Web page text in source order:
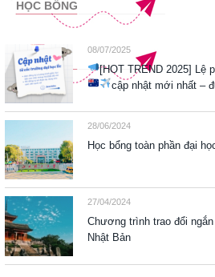
HỌC BỔNG
08/07/2025
[HOT TREND 2025] Lệ
cập nhật mới nhất –
28/06/2024
Học bổng toàn phần đại
27/04/2024
Chương trình trao đổi
Nhật Bản